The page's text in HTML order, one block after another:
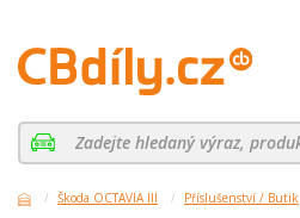
Škoda OCTAVIA III Příslušenství / Butik